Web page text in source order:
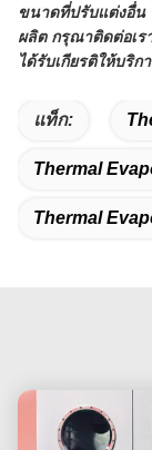
ขนาดที่ปรับแต่งอื่น
ผลิต กรุณาติดต่อเร
ได้รับเกียรติให้บริ
แท็ก:
Thermal
Thermal